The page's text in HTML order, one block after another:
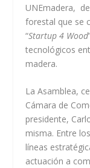
UNEmadera,
forestal que se
“Startup 4 Wood
tecnológicos
madera.
La Asamblea,
Cámara de
presidente,
misma. Entre
líneas
actuación a